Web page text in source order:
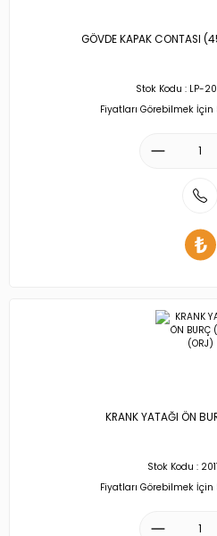
GÖVDE KAPAK CONTASI
Stok Kodu : LP-
Fiyatları Görebilmek İçin
KRANK YATAĞI ÖN
Stok Kodu :
Fiyatları Görebilmek İçin